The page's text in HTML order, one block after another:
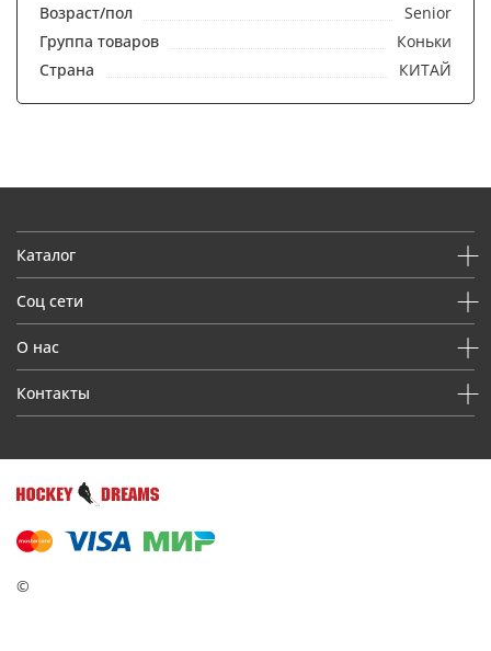
Возраст/пол
Senior
Группа товаров
Коньки
Страна
КИТАЙ
Каталог
Соц сети
О нас
Контакты
©